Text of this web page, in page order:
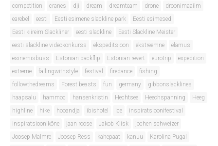
competition
cranes dji dream dreamteam drone
droonimaailm
earebel
eesti Eesti esimene slackline park
Eesti esimesed
Eesti kiireim Slackliner
eesti slackline
Eesti Slackline Meister
eesti slackline videokonkurss
ekspeditsioon ekstreemne
elamus
esinemisbuss
Estonian backflip Estonian revert eurotrip
expedition
extreme
fallingwithstyle festival firedance
fishing
followthedreams
Forest beasts fun germany
gibbonslacklines
haapsalu
hammoc hansenkristin Hechtsee Heechspanning
Heeg
highline
hike hooandja ibishotel ice
inspiratsioonifestival
inspiratsioonikõne
jaan roose Jakob Kiisk
jochen schweizer
Joosep Malmre
Joosep Ress kahepaat kanuu
Karolina Pugal